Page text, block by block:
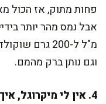
פחות מתוק, אז הכול
מ"ל ל-200
וגם נותן ברק מהמם.
4. אין לי מיקרוגל, איך ממיסים שוקולד?